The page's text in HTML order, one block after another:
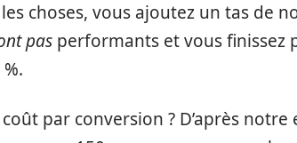
choses, vous ajoutez un tas de
pas performants et vous finissez
par conversion ? D’après notre